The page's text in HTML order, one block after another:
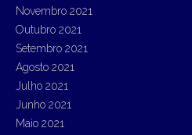
Novembro 2021
Outubro 2021
Setembro 2021
Agosto 2021
Julho 2021
Junho 2021
Maio 2021